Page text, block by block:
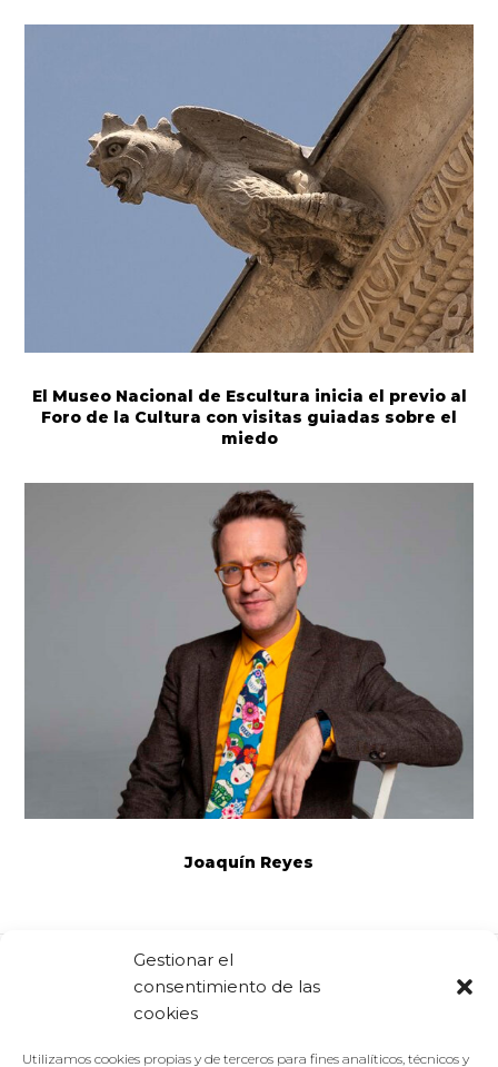
Gestionar el
consentimiento de las
cookies
Utilizamos cookies propias y de terceros para fines analíticos, técnicos y
El Museo Nacional de Escultura inicia el previo al
Foro de la Cultura con visitas guiadas sobre el
miedo
Joaquín Reyes
Comparte: Facebook Twitter